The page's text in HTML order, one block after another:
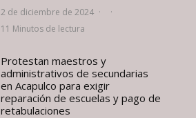
2 de diciembre de 2024 ·
·
11 Minutos de lectura
Protestan maestros y
administrativos de secundarias
en Acapulco para exigir
reparación de escuelas y pago de
retabulaciones